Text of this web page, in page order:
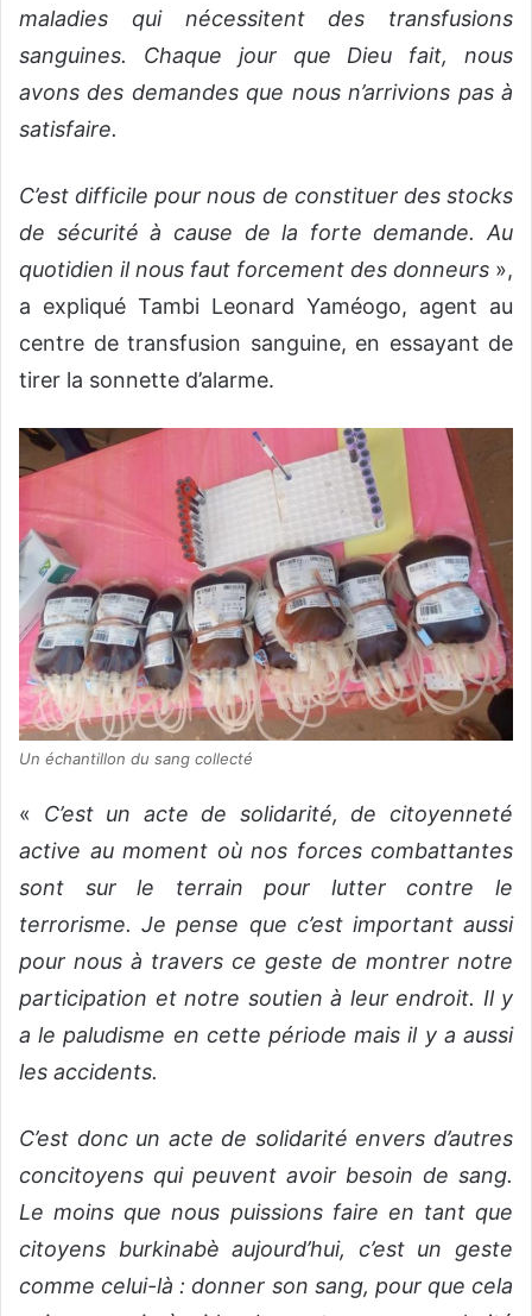
maladies qui nécessitent des transfusions
sanguines. Chaque jour que Dieu fait, nous
avons des demandes que nous n’arrivions pas à
satisfaire.
C’est difficile pour nous de constituer des stocks
de sécurité à cause de la forte demande. Au
quotidien il nous faut forcement des donneurs »,
a expliqué Tambi Leonard Yaméogo, agent au
centre de transfusion sanguine, en essayant de
tirer la sonnette d’alarme.
Un échantillon du sang collecté
« C’est un acte de solidarité, de citoyenneté
active au moment où nos forces combattantes
sont sur le terrain pour lutter contre le
terrorisme. Je pense que c’est important aussi
pour nous à travers ce geste de montrer notre
participation et notre soutien à leur endroit. Il y
a le paludisme en cette période mais il y a aussi
les accidents.
C’est donc un acte de solidarité envers d’autres
concitoyens qui peuvent avoir besoin de sang.
Le moins que nous puissions faire en tant que
citoyens burkinabè aujourd’hui, c’est un geste
comme celui-là : donner son sang, pour que cela